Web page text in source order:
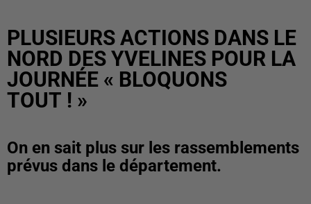
PLUSIEURS ACTIONS DANS LE
NORD DES YVELINES POUR LA
JOURNÉE « BLOQUONS
TOUT ! »
On en sait plus sur les rassemblements
prévus dans le département.